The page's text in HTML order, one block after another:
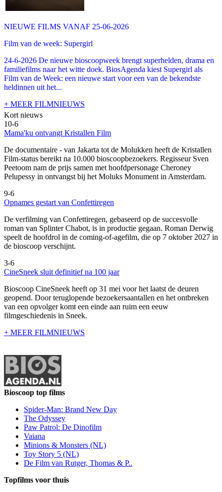
NIEUWE FILMS VANAF 25-06-2026
Film van de week: Supergirl
24-6-2026 De nieuwe bioscoopweek brengt superhelden, drama en
familiefilms naar het witte doek. BiosAgenda kiest Supergirl als
Film van de Week: een nieuwe start voor een van de bekendste
heldinnen uit het...
+ MEER FILMNIEUWS
Kort nieuws
10-6
Mama'ku ontvangt Kristallen Film
De documentaire - van Jakarta tot de Molukken heeft de Kristallen
Film-status bereikt na 10.000 bioscoopbezoekers. Regisseur Sven
Peetoom nam de prijs samen met hoofdpersonage Cheroney
Pelupessy in ontvangst bij het Moluks Monument in Amsterdam.
9-6
Opnames gestart van Confettiregen
De verfilming van Confettiregen, gebaseerd op de succesvolle
roman van Splinter Chabot, is in productie gegaan. Roman Derwig
speelt de hoofdrol in de coming-of-agefilm, die op 7 oktober 2027 in
de bioscoop verschijnt.
3-6
CineSneek sluit definitief na 100 jaar
Bioscoop CineSneek heeft op 31 mei voor het laatst de deuren
geopend. Door teruglopende bezoekersaantallen en het ontbreken
van een opvolger komt een einde aan ruim een eeuw
filmgeschiedenis in Sneek.
+ MEER FILMNIEUWS
Bioscoop top films
Spider-Man: Brand New Day
The Odyssey
Paw Patrol: De Dinofilm
Vaiana
Minions & Monsters (NL)
Toy Story 5 (NL)
De Film van Rutger, Thomas & P..
Topfilms voor thuis